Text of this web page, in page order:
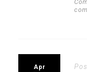
Apr